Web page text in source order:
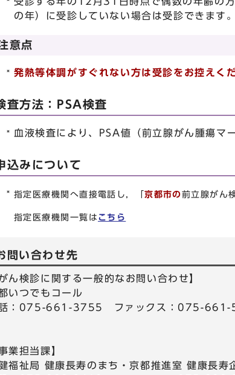
の年）に受診していない場合は受診できます。
意点
発熱等体調がすぐれない方は受診をお控えく
査方法：PSA検査
血液検査により、PSA値（前立腺がん腫瘍マ
込みについて
指定医療機関へ直接電話し，「京都市の前立腺がん
指定医療機関一覧は こちら
問い合わせ先
がん検診に関する一般的なお問い合わせ】
いつでもコール
：075-661-3755 ファックス：075-661-
業担当課】
福祉局 健康長寿のまち・京都推進室 健康長寿